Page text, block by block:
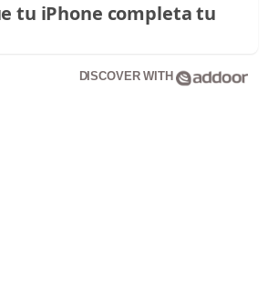
tu iPhone completa tu
DISCOVER WITH